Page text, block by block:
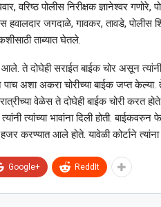
पोलीस निरीक्षक ज्ञानेश्‍वर गणोरे,
हवालदार जगदाळे, गावकर, तावडे,
ताब्यात घेतले.
आले. ते दोघेही सराईत बाईक चोर असून
अशा अकरा चोरीच्या बाईक जप्त
वेळेस ते दोघेही बाईक चोरी करत
त्यांनी त्यांच्या भावांना दिली होती.
करण्यात आले होते. यावेळी कोर्टाने
Google+ ReddIt